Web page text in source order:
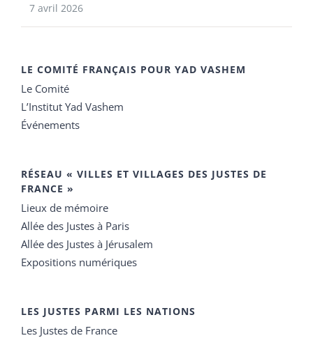
7 avril 2026
LE COMITÉ FRANÇAIS POUR YAD VASHEM
Le Comité
L’Institut Yad Vashem
Événements
RÉSEAU « VILLES ET VILLAGES DES JUSTES DE
FRANCE »
Lieux de mémoire
Allée des Justes à Paris
Allée des Justes à Jérusalem
Expositions numériques
LES JUSTES PARMI LES NATIONS
Les Justes de France